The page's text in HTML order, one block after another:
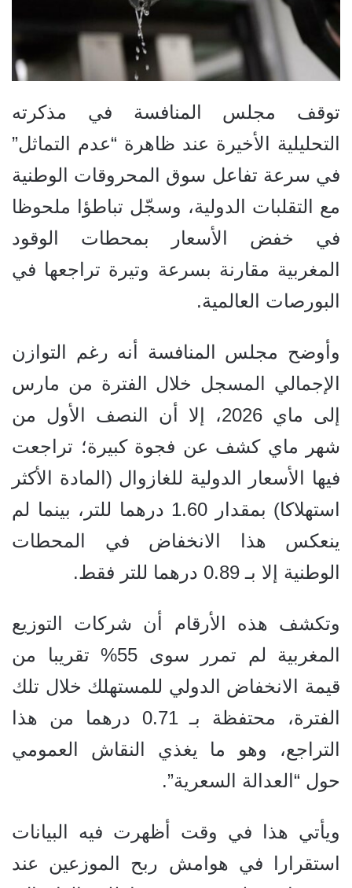
توقف مجلس المنافسة في مذكرته
التحليلية الأخيرة عند ظاهرة “عدم التماثل”
في سرعة تفاعل سوق المحروقات الوطنية
مع التقلبات الدولية، وسجّل تباطؤا ملحوظا
في خفض الأسعار بمحطات الوقود
المغربية مقارنة بسرعة وتيرة تراجعها في
البورصات العالمية.
وأوضح مجلس المنافسة أنه رغم التوازن
الإجمالي المسجل خلال الفترة من مارس
إلى ماي 2026، إلا أن النصف الأول من
شهر ماي كشف عن فجوة كبيرة؛ تراجعت
فيها الأسعار الدولية للغازوال (المادة الأكثر
استهلاكا) بمقدار 1.60 درهما للتر، بينما لم
ينعكس هذا الانخفاض في المحطات
الوطنية إلا بـ 0.89 درهما للتر فقط.
وتكشف هذه الأرقام أن شركات التوزيع
المغربية لم تمرر سوى 55% تقريبا من
قيمة الانخفاض الدولي للمستهلك خلال تلك
الفترة، محتفظة بـ 0.71 درهما من هذا
التراجع، وهو ما يغذي النقاش العمومي
حول “العدالة السعرية”.
ويأتي هذا في وقت أظهرت فيه البيانات
استقرارا في هوامش ربح الموزعين عند